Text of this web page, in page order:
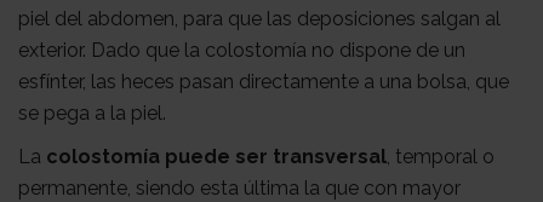
piel del abdomen, para que las deposiciones salgan al
exterior. Dado que la colostomía no dispone de un
esfínter, las heces pasan directamente a una bolsa, que
se pega a la piel.
La colostomía puede ser transversal , temporal o
permanente, siendo esta última la que con mayor